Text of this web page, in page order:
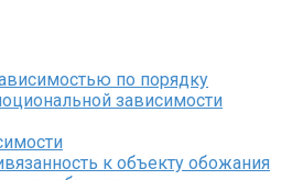
по порядку
зависимости
к объекту обожания